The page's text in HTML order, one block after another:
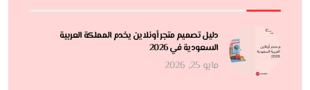
دليل تصميم متجر أونلاين يخدم المملكة العربية
السعودية في 2026
مايو 25, 2026